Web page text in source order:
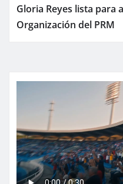
Gloria Reyes lista para
Organización del PRM